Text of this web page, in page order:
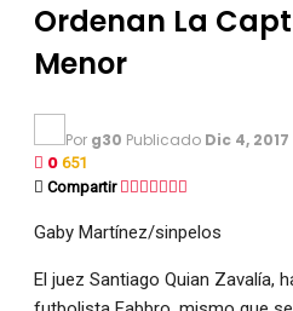
Ordenan La
Menor
Por g30 Publicado Dic 4, 2017
0 651
Compartir
Gaby Martínez/sinpelos
El juez Santiago Quian Zavalía,